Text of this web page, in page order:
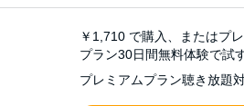
￥1,710 で購入、またはプ
プラン30日間無料体験で試
プレミアムプラン聴き放題